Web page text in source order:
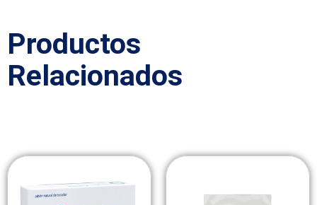
Productos
Relacionados